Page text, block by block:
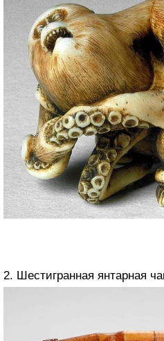
2. Шестигранная янтарная